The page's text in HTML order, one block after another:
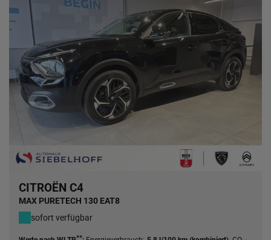
CITROËN C4
MAX PURETECH 130 EAT8
sofort verfügbar
**